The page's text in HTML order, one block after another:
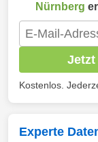
Nürnberg
Jetzt
Kostenlos.
Experte